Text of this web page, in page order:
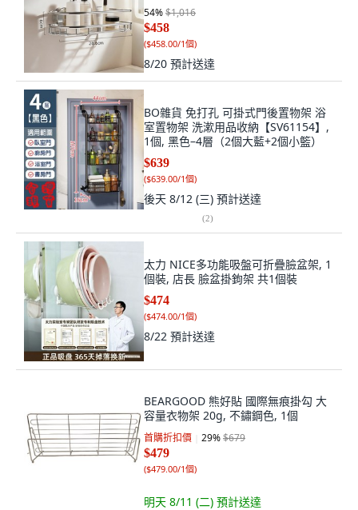
54%$1,016
$458
($458.00/1個)
8/20 預計送達
BO雜貨 免打孔 可掛式門後置物架 浴
室置物架 洗漱用品收納【SV61154】,
1個, 黑色–4層（2個大藍+2個小籃）
$639
($639.00/1個)
後天 8/12 (三) 預計送達
(2)
太力 NICE多功能吸盤可折疊臉盆架, 1
個裝, 店長 臉盆掛鉤架 共1個裝
$474
($474.00/1個)
8/22 預計送達
BEARGOOD 熊好貼 國際無痕掛勾 大
容量衣物架 20g, 不鏽鋼色, 1個
首購折扣價 29%$679
$479
($479.00/1個)
明天 8/11 (二) 預計送達